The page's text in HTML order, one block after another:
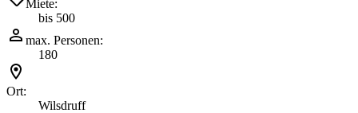
Miete:
bis 500
max. Personen:
180
Ort:
Wilsdruff